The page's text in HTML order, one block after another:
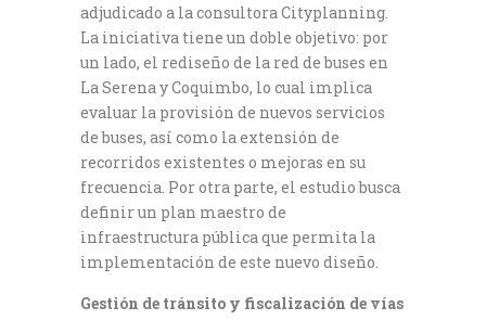
adjudicado a la consultora Cityplanning.
La iniciativa tiene un doble objetivo: por
un lado, el rediseño de la red de buses en
La Serena y Coquimbo, lo cual implica
evaluar la provisión de nuevos servicios
de buses, así como la extensión de
recorridos existentes o mejoras en su
frecuencia. Por otra parte, el estudio busca
definir un plan maestro de
infraestructura pública que permita la
implementación de este nuevo diseño.
Gestión de tránsito y fiscalización de vías